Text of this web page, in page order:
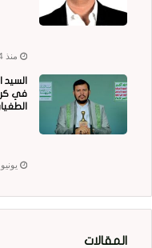
منذ 4 أسابيع
في
يونيو 25, 2026
المقالات